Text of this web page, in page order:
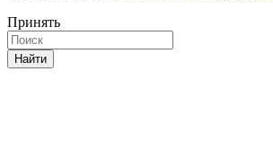
Принять
Найти